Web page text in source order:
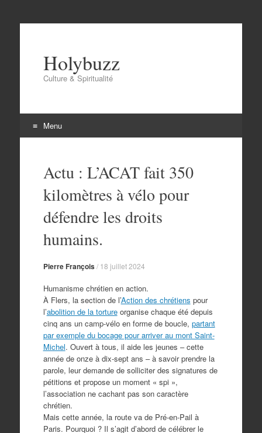
Holybuzz
Culture & Spiritualité
Menu
contenuActu : L’ACAT fait 350
kilomètres à vélo pour
défendre les droits
humains.
Pierre François/ 18 juillet 2024
Humanisme chrétien en action.
À Flers, la section de l’Action des chrétiens pour
l’abolition de la tortureorganise chaque été depuis
cinq ans un camp-vélo en forme de boucle, partant
par exemple du bocage pour arriver au mont Saint-
Michel. Ouvert à tous, il aide les jeunes – cette
année de onze à dix-sept ans – à savoir prendre la
parole, leur demande de solliciter des signatures de
pétitions et propose un moment « spi »,
l’association ne cachant pas son caractère
chrétien.
Mais cette année, la route va de Pré-en-Pail à
Paris. Pourquoi ? Il s’agit d’abord de célébrer le